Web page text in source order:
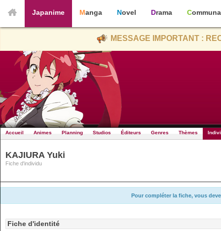
Japanime Manga Novel Drama
MESSAGE IMPORTANT :
Accueil Animes Planning Studios Éditeurs Genres Thèmes
KAJIURA Yuki
Fiche d'individu
Pour compléter la fiche, vous
Fiche d'identité